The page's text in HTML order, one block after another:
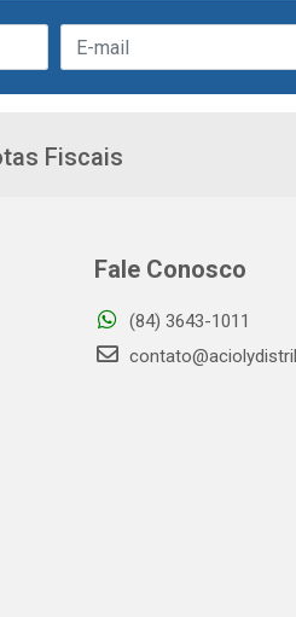
Fiscais
Fale Conosco
(84) 3643-1011